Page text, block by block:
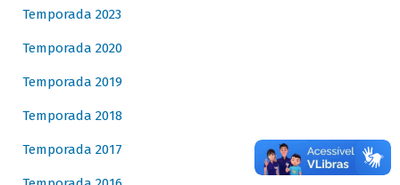
Temporada 2023
Temporada 2020
Temporada 2019
Temporada 2018
Temporada 2017